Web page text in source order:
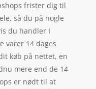
frister dig til
så du på nogle
du handler I
varer 14 dages
køb på nettet, en
mere end de 14
er nødt til at